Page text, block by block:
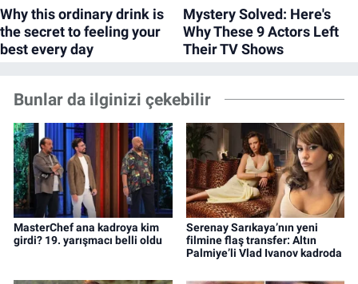
Bunlar da ilginizi çekebilir
MasterChef ana kadroya kim
girdi? 19. yarışmacı belli oldu
Serenay Sarıkaya’nın yeni
filmine flaş transfer: Altın
Palmiye’li Vlad Ivanov kadroda